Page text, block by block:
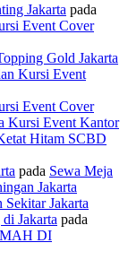
Jakarta pada
Event Cover
Gold Jakarta
Kursi Event
Event Cover
Kursi Event Kantor
Hitam SCBD
pada Sewa Meja
Jakarta
Sekitar Jakarta
Jakarta pada
DI